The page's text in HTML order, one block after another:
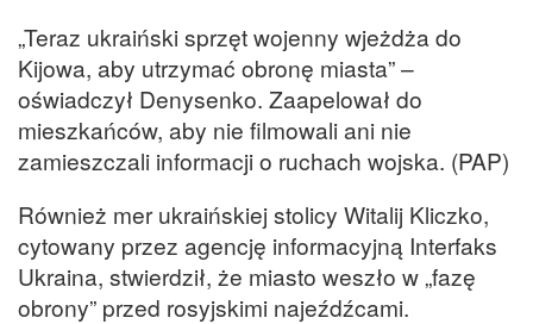
„Teraz ukraiński sprzęt wojenny wjeżdża do
Kijowa, aby utrzymać obronę miasta” –
oświadczył Denysenko. Zaapelował do
mieszkańców, aby nie filmowali ani nie
zamieszczali informacji o ruchach wojska. (PAP)
Również mer ukraińskiej stolicy Witalij Kliczko,
cytowany przez agencję informacyjną Interfaks
Ukraina, stwierdził, że miasto weszło w „fazę
obrony” przed rosyjskimi najeźdźcami.